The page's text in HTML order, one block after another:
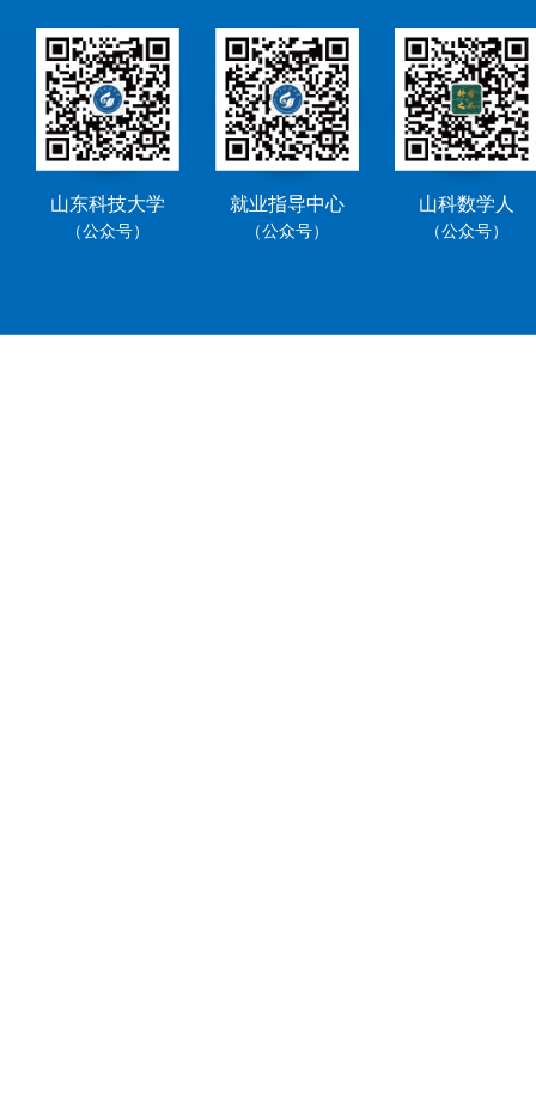
山东科技大学
（公众号）
就业指导中心
（公众号）
山科数学人
（公众号）